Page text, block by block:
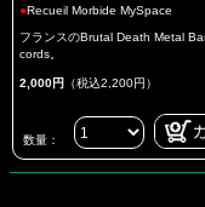
●Recueil Morbide MySpace
フランスのBrutal Death Metal
cords。
2,000円 （税込2,200円）
数量：